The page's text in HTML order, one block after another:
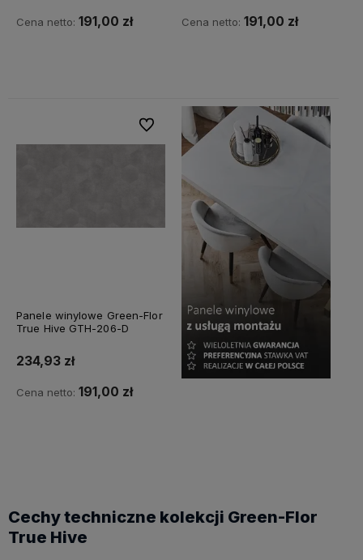
Cena netto: 191,00 zł Cena netto: 191,00 zł
Panele winylowe Green-Flor
True Hive GTH-206-D
234,93 zł
Cena netto: 191,00 zł
Do ulubionych
Cechy techniczne kolekcji Green-Flor
True Hive